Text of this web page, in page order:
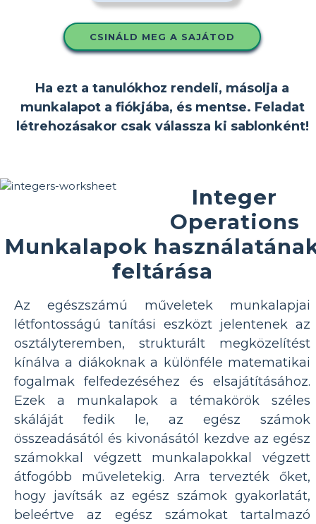
CSINÁLD MEG A SAJÁTOD
Ha ezt a tanulókhoz rendeli, másolja a
munkalapot a fiókjába, és mentse. Feladat
létrehozásakor csak válassza ki sablonként!
Integer
Operations
Munkalapok
feltárása
Az egészszámú műveletek munkalapjai
létfontosságú tanítási eszközt jelentenek az
osztályteremben, strukturált megközelítést
kínálva a diákoknak a különféle matematikai
fogalmak felfedezéséhez és elsajátításához.
Ezek a munkalapok a témakörök széles
skáláját fedik le, az egész számok
összeadásától és kivonásától kezdve az egész
számokkal végzett munkalapokkal végzett
átfogóbb műveletekig. Arra tervezték őket,
hogy javítsák az egész számok gyakorlatát,
beleértve az egész számokat tartalmazó